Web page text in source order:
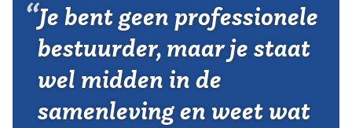
Je bent geen professionele
bestuurder, maar je staat
wel midden in de
samenleving en weet wat